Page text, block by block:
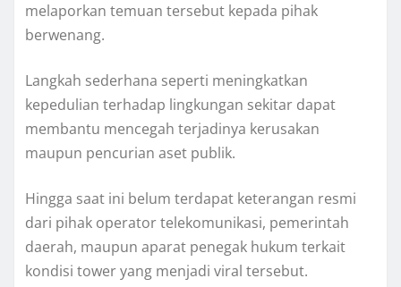
melaporkan temuan tersebut kepada pihak
berwenang.
Langkah sederhana seperti meningkatkan
kepedulian terhadap lingkungan sekitar dapat
membantu mencegah terjadinya kerusakan
maupun pencurian aset publik.
Hingga saat ini belum terdapat keterangan resmi
dari pihak operator telekomunikasi, pemerintah
daerah, maupun aparat penegak hukum terkait
kondisi tower yang menjadi viral tersebut.